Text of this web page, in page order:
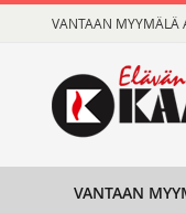
to
VANTAAN MYYMÄLÄ
VANTAAN